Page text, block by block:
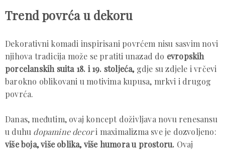
Trend povrća u dekoru
Dekorativni komadi inspirisani povrćem nisu sasvim novi
njihova tradicija može se pratiti unazad do evropskih
porcelanskih suita 18. i 19. stoljeća, gdje su zdjele i vrčevi
barokno oblikovani u motivima kupusa, mrkvi i drugog
povrća.
Danas, međutim, ovaj koncept doživljava novu renesansu
u duhu dopamine decori maximalizma sve je dozvoljeno:
više boja, više oblika, više humora u prostoru. Ovaj